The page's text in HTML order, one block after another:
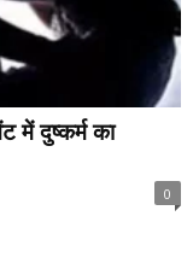
में दुष्कर्म का
0